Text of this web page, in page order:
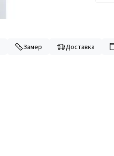
Замер Доставка